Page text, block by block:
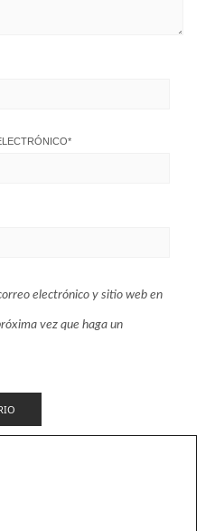
*
electrónico y sitio web en
vez que haga un